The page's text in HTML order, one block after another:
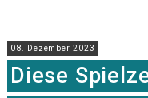
08. Dezember 2023
Diese